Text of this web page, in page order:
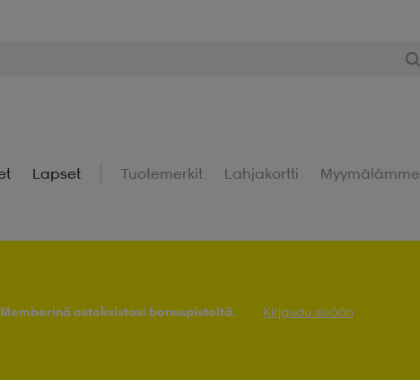
Lapset Tuotemerkit Lahjakortti Myymälämme
ostoksistasi bonuspisteitä. Kirjaudu sisään